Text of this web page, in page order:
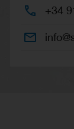
+34